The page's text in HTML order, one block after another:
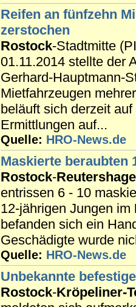
Reifen an fünfzehn
zerstochen
Rostock-Stadtmitte
01.11.2014 stellte der
Gerhard-Hauptmann-
Mietfahrzeugen
beläuft sich derzeit
Ermittlungen auf...
Quelle: HRO-News.de
Maskierte beraubten
Rostock-
entrissen 6 - 10
12-jährigen Jungen im
befanden sich ein
Geschädigte wurde
Quelle: HRO-News.de
Unbekannte
Rostock-Kröpeliner-